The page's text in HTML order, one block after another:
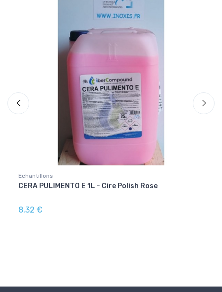
Echantillons
CERA PULIMENTO E 1L - Cire Polish Rose
8,32 €